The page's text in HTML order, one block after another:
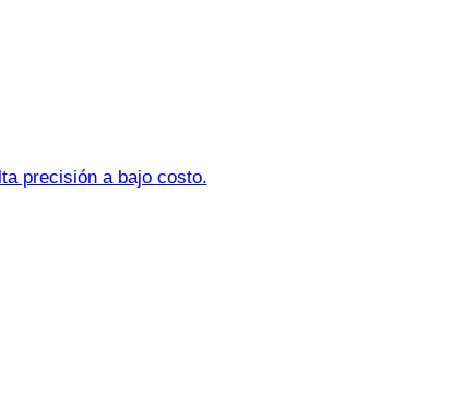
precisión a bajo costo.